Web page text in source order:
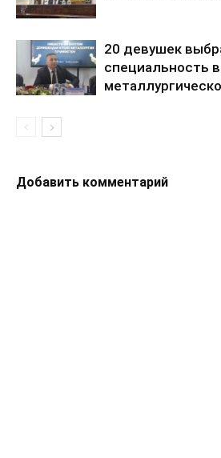
20 девушек
специальность
Добавить комментарий